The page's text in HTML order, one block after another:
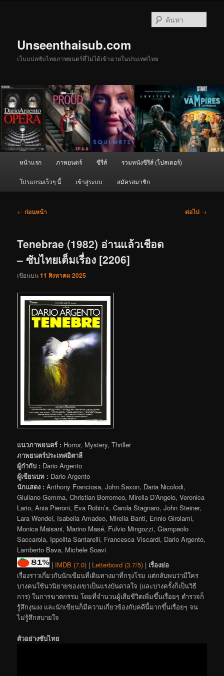
Unseenthaisub.com
เว็บแปลซับไทยภาพยนตร์ที่ไม่ได้เข้าฉายในประเทศไทย
หน้าแรก ภาพยนตร์ ซีรีส์ รวมหนังซีรีส์ (โปสเตอร์)
โปรแกรมเร็วๆ นี้ เข้าสู่ระบบ สมัครสมาชิก
เมนู
← ก่อนหน้า ต่อไป →
Tenebrae (1982) อ่านแล้วเชือด
– ซับไทยเต็มเรื่อง [2206]
เขียนบน11 สิงหาคม 2025
แนวภาพยนตร์ : Horror, Mystery, Thriller
ภาพยนตร์ประเทศอิตาลี
ผู้กำกับ : Dario Argento
ผู้เขียนบท : Dario Argento
นักแสดง : Anthony Franciosa, John Saxon, Daria Nicolodi,
Giuliano Gemma, Christian Borromeo, Mirella D’Angelo, Veronica
Lario, Ania Pieroni, Eva Robin’s, Carola Stagnaro, John Steiner,
Lara Wendel, Isabella Amadeo, Mirella Banti, Ennio Girolami,
Monica Maisani, Marino Masé, Fulvio Mingozzi, Giampaolo
Saccarola, Ippolita Santarelli, Francesca Viscardi, Dario Argento,
Lamberto Bava, Michele Soavi
| IMDB (7.0) | Letterboxd (3.7/5) | เรื่องย่อ
เรื่องราวเกี่ยวกับนักเขียนที่เดินทางมาที่กรุงโรม แต่กลับพบว่ามีใคร
บางคนใช้นวนิยายของเขาเป็นแรงบันดาลใจ (และบางครั้งก็เป็นวิธี
การ) ในการฆาตกรรม โดยที่จำนวนผู้เสียชีวิตเพิ่มขึ้นเรื่อยๆ ตำรวจก็
รู้สึกงุนงง และนักเขียนก็มีความเกี่ยวข้องกับคดีนี้มากขึ้นเรื่อยๆ จน
ไม่รู้สึกสบายใจ
ตัวอย่างซับไทย